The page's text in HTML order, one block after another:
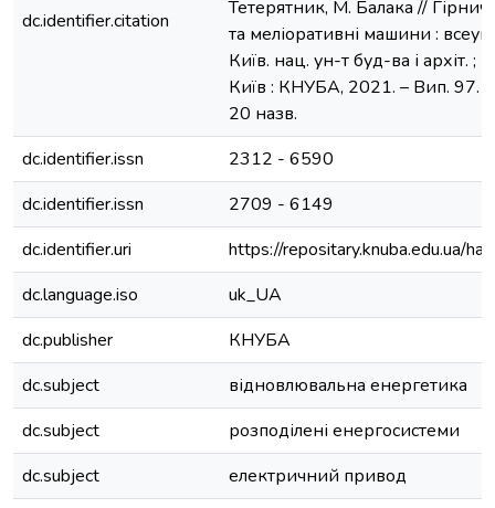
dc.identifier.citation
Тетерятник, М. Балака //
та меліоративні машини :
Київ. нац. ун-т буд-ва і архіт. ;
Київ : КНУБА, 2021. – Вип. 97. –
20 назв.
dc.identifier.issn
2312 - 6590
dc.identifier.issn
2709 - 6149
dc.identifier.uri
https://repositary.knuba.edu.ua/
dc.language.iso
uk_UA
dc.publisher
КНУБА
dc.subject
відновлювальна енергетика
dc.subject
розподілені енергосистеми
dc.subject
електричний привод